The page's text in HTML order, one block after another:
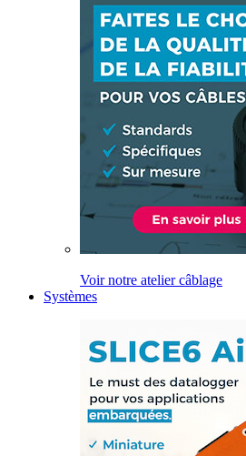
Voir notre atelier câblage
Systèmes